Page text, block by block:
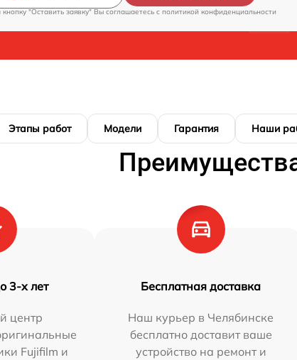
"Оставить заявку" Вы соглашаетесь c политикой конфиденциальности
Этапы работ Модели Гарантия Наши
3-х лет
центр
Fujifilm и
Бесплатная доставка
Наш курьер в Челябинске
бесплатно доставит ваше
устройство на ремонт и